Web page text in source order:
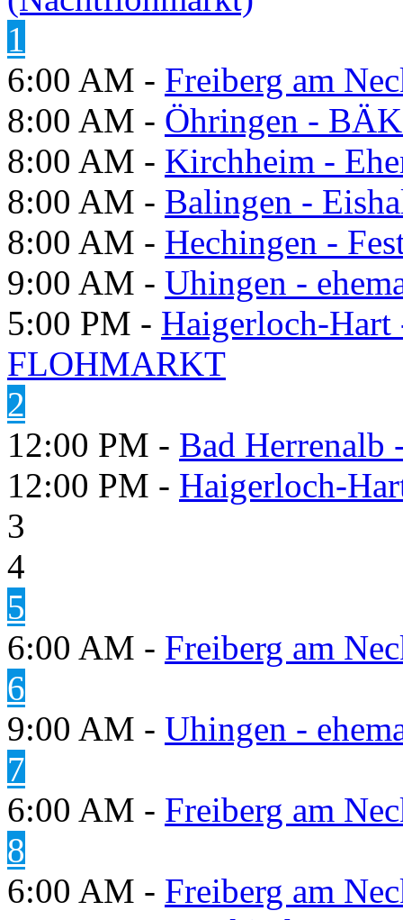
1
6:00 AM - Freiberg am
8:00 AM - Öhringen -
8:00 AM - Kirchheim -
8:00 AM - Balingen -
8:00 AM - Hechingen -
9:00 AM - Uhingen -
5:00 PM - Haigerloch-
FLOHMARKT
2
12:00 PM - Bad Herrenalb
12:00 PM - Haigerloch-
3
4
5
6:00 AM - Freiberg am
6
9:00 AM - Uhingen -
7
6:00 AM - Freiberg am
8
6:00 AM - Freiberg am